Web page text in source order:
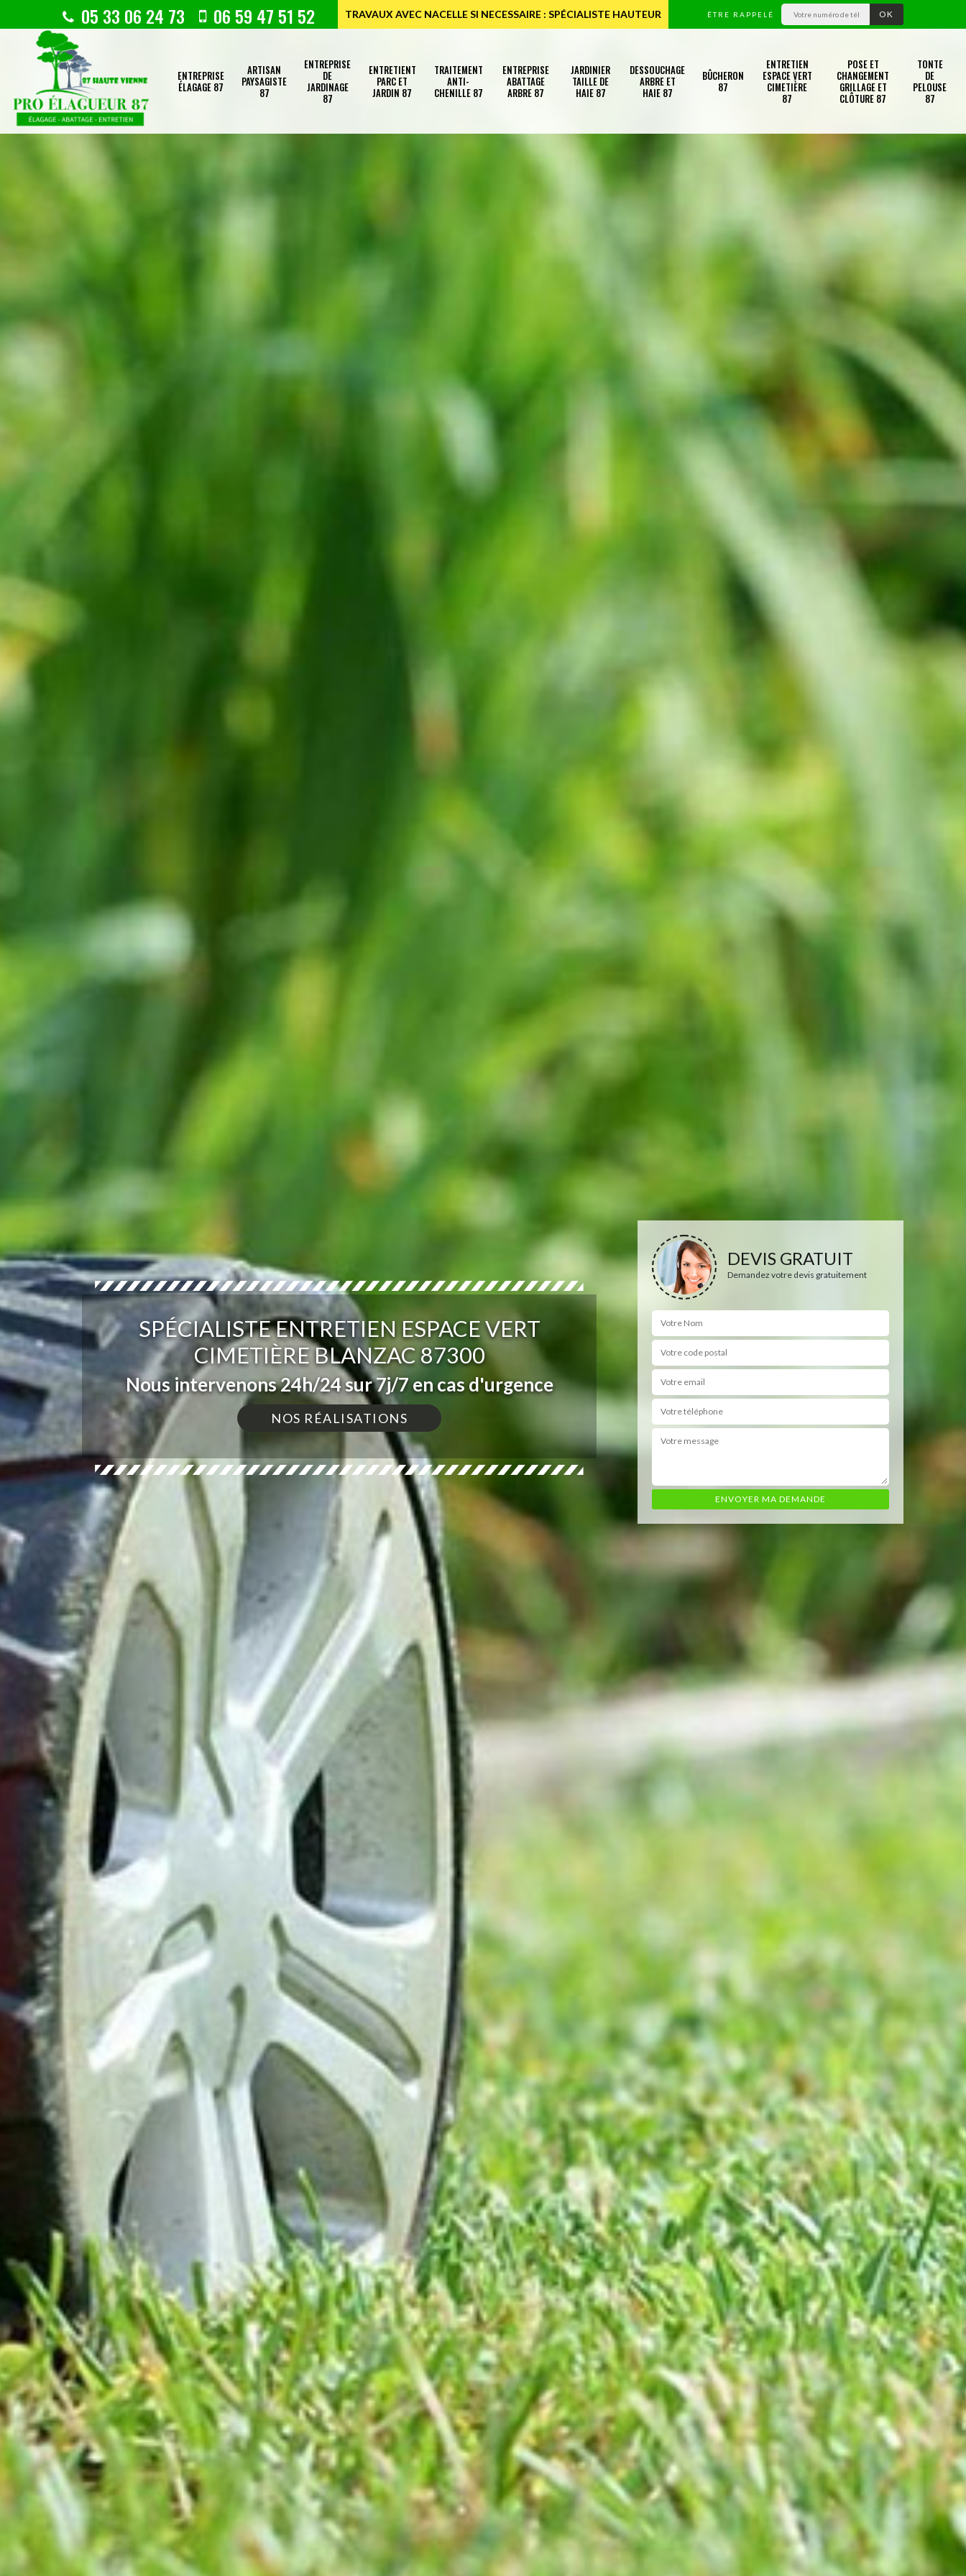
05 33 06 24 73 06 59 47 51 52 TRAVAUX AVEC NACELLE SI NECESSAIRE : SPÉCIALISTE HAUTEUR ÊTRE RAPPELÉ
ENTREPRISE
ÉLAGAGE 87
ARTISAN
PAYSAGISTE
87
ENTREPRISE
DE
JARDINAGE
87
ENTRETIENT
PARC ET
JARDIN 87
TRAITEMENT
ANTI-
CHENILLE 87
ENTREPRISE
ABATTAGE
ARBRE 87
JARDINIER
TAILLE DE
HAIE 87
DESSOUCHAGE
ARBRE ET
HAIE 87
BÛCHERON
87
ENTRETIEN
ESPACE VERT
CIMETIÈRE
87
POSE ET
CHANGEMENT
GRILLAGE ET
CLÔTURE 87
TONTE
DE
PELOUSE
87
SPÉCIALISTE ENTRETIEN ESPACE VERT
CIMETIÈRE BLANZAC 87300
Nous intervenons 24h/24 sur 7j/7 en cas d'urgence
NOS RÉALISATIONS
DEVIS GRATUIT
Demandez votre devis gratuitement